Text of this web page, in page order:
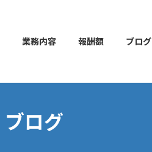
業務内容 報酬額 ブログ
ブログ